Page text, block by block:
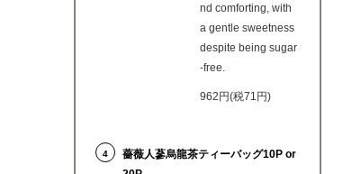
nd comforting, with
a gentle sweetness
despite being sugar
-free.
962円(税71円)
4
薔薇人蔘烏龍茶ティーバッグ10P or